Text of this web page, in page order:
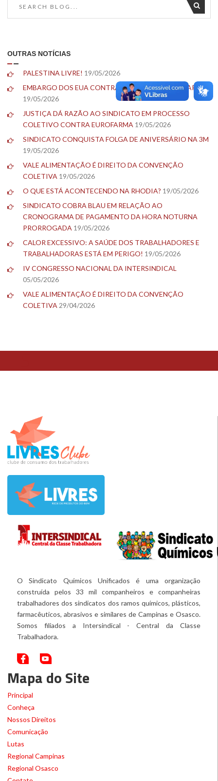
OUTRAS NOTÍCIAS
PALESTINA LIVRE! 19/05/2026
EMBARGO DOS EUA CONTRA CUBA TEM QUE PARAR!
19/05/2026
JUSTIÇA DÁ RAZÃO AO SINDICATO EM PROCESSO
COLETIVO CONTRA EUROFARMA 19/05/2026
SINDICATO CONQUISTA FOLGA DE ANIVERSÁRIO NA 3M
19/05/2026
VALE ALIMENTAÇÃO É DIREITO DA CONVENÇÃO
COLETIVA 19/05/2026
O QUE ESTÁ ACONTECENDO NA RHODIA? 19/05/2026
SINDICATO COBRA BLAU EM RELAÇÃO AO
CRONOGRAMA DE PAGAMENTO DA HORA NOTURNA
PRORROGADA 19/05/2026
CALOR EXCESSIVO: A SAÚDE DOS TRABALHADORES E
TRABALHADORAS ESTÁ EM PERIGO! 19/05/2026
IV CONGRESSO NACIONAL DA INTERSINDICAL
05/05/2026
VALE ALIMENTAÇÃO É DIREITO DA CONVENÇÃO
COLETIVA 29/04/2026
TESTE
O Sindicato Químicos Unificados é uma organização
construída pelos 33 mil companheiros e companheiras
trabalhadores dos sindicatos dos ramos químicos, plásticos,
farmacêuticos, abrasivos e similares de Campinas e Osasco.
Somos filiados a Intersindical - Central da Classe
Trabalhadora.
Mapa do Site
Principal
Conheça
Nossos Direitos
Comunicação
Lutas
Regional Campinas
Regional Osasco